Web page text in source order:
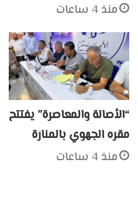
منذ 4 ساعات
“الأصالة والمعاصرة” يفتتح
مقره الجهوي بالمنارة
منذ 4 ساعات